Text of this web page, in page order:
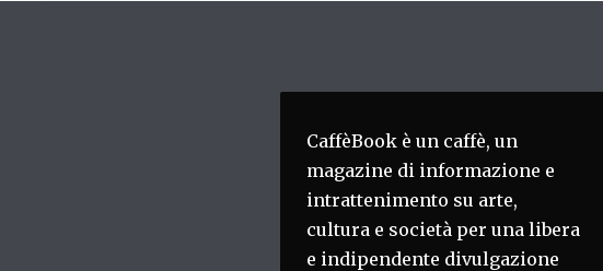
CaffèBook è un caffè, un
magazine di informazione e
intrattenimento su arte,
cultura e società per una libera
e indipendente divulgazione